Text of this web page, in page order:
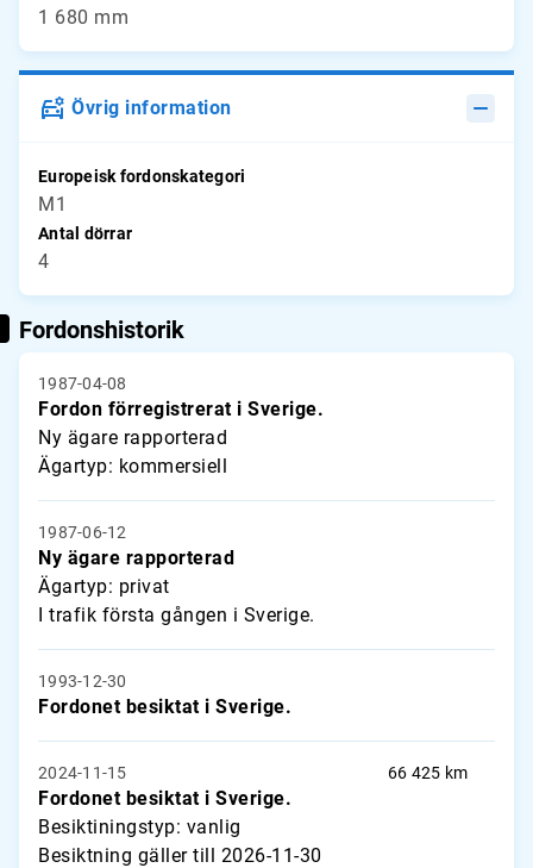
1 680 mm
Övrig information
Europeisk fordonskategori
M1
Antal dörrar
4
Fordonshistorik
1987-04-08
Fordon förregistrerat i Sverige.
Ny ägare rapporterad
Ägartyp: kommersiell
1987-06-12
Ny ägare rapporterad
Ägartyp: privat
I trafik första gången i Sverige.
1993-12-30
Fordonet besiktat i Sverige.
2024-11-15
Fordonet besiktat i Sverige.
Besiktiningstyp: vanlig
Besiktning gäller till 2026-11-30
66 425 km